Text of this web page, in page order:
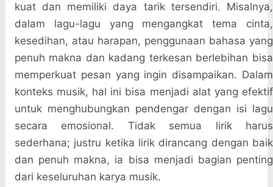
kuat dan memiliki daya tarik tersendiri. Misalnya,
dalam lagu-lagu yang mengangkat tema cinta,
kesedihan, atau harapan, penggunaan bahasa yang
penuh makna dan kadang terkesan berlebihan bisa
memperkuat pesan yang ingin disampaikan. Dalam
konteks musik, hal ini bisa menjadi alat yang efektif
untuk menghubungkan pendengar dengan isi lagu
secara emosional. Tidak semua lirik harus
sederhana; justru ketika lirik dirancang dengan baik
dan penuh makna, ia bisa menjadi bagian penting
dari keseluruhan karya musik.